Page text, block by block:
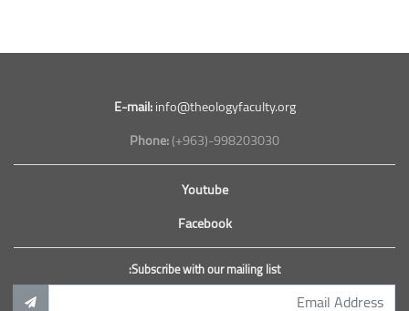
E-mail:info@theologyfaculty.org
Phone:(+963)-998203030
Youtube
Facebook
Subscribe with our mailing list: